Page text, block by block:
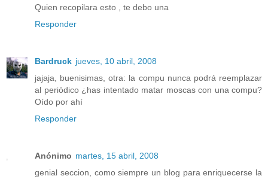
Quien recopilara esto , te debo una
Responder
Bardruck jueves, 10 abril, 2008
jajaja, buenisimas, otra: la compu nunca podrá reemplazar
al periódico ¿has intentado matar moscas con una compu?
Oído por ahí
Responder
Anónimo martes, 15 abril, 2008
genial seccion, como siempre un blog para enriquecerse la